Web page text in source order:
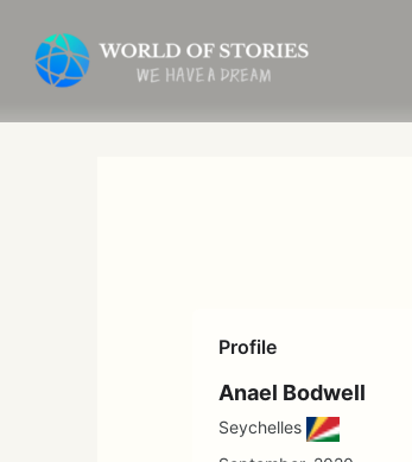
Profile
Anael Bodwell
Seychelles